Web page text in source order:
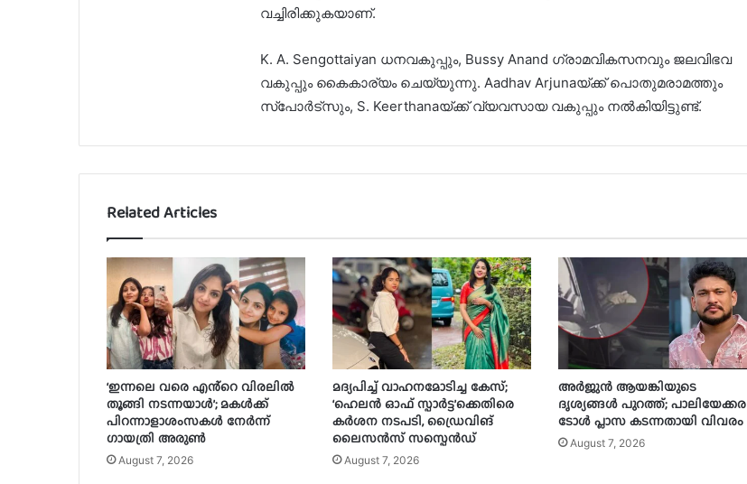
വച്ചിരിക്കുകയാണ്.
K. A. Sengottaiyan ധനവകുപ്പും, Bussy Anand ഗ്രാമവികസനവും ജലവിഭവ
വകുപ്പും കൈകാര്യം ചെയ്യുന്നു. Aadhav Arjunaയ്ക്ക് പൊതുമരാമത്തും
സ്പോർട്സും, S. Keerthanaയ്ക്ക് വ്യവസായ വകുപ്പും നൽകിയിട്ടുണ്ട്.
Related Articles
‘ഇന്നലെ വരെ എൻ്റെ വിരലിൽ
തൂങ്ങി നടന്നയാൾ’; മകൾ‌ക്ക്
പിറന്നാളാശംസകൾ നേർന്ന്
ഗായത്രി അരുൺ
August 7, 2026
മദ്യപിച്ച് വാഹനമോടിച്ച കേസ്;
‘ഹെലൻ ഓഫ് സ്പാർട്ട’ക്കെതിരെ
കർശന നടപടി, ഡ്രൈവിങ്
ലൈസൻസ് സസ്പെൻഡ്
August 7, 2026
അർജുൻ ആയങ്കിയുടെ
ദൃശ്യങ്ങൾ പുറത്ത്; പാലിയേക്കര
ടോൾ പ്ലാസ കടന്നതായി വിവരം
August 7, 2026